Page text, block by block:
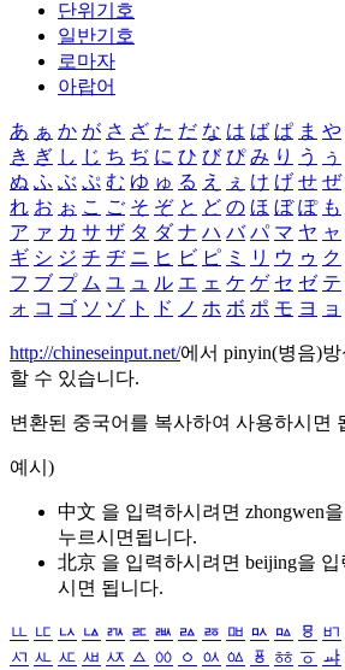
단위기호
일반기호
로마자
아랍어
あ ぁ か が さ ざ た だ な は ば ぱ ま や
き ぎ し じ ち ぢ に ひ び ぴ み り う ぅ
ぬ ふ ぶ ぷ む ゆ ゅ る え ぇ け げ せ ぜ
れ お ぉ こ ご そ ぞ と ど の ほ ぼ ぽ も
ア ァ カ サ ザ タ ダ ナ ハ バ パ マ ヤ ャ
ギ シ ジ チ ヂ ニ ヒ ビ ピ ミ リ ウ ゥ ク
フ ブ プ ム ユ ュ ル エ ェ ケ ゲ セ ゼ テ
ォ コ ゴ ソ ゾ ト ド ノ ホ ボ ポ モ ヨ ョ
http://chineseinput.net/에서 pinyin(병음)
할 수 있습니다.
변환된 중국어를 복사하여 사용하시면
예시)
中文 을 입력하시려면 zhongwen
누르시면됩니다.
北京 을 입력하시려면 beijing을 입
시면 됩니다.
ㅥ ㅦ ㅧ ㅨ ㅩ ㅪ ㅫ ㅬ ㅭ ㅮ ㅯ ㅰ ㅱ ㅲ
ㅺ ㅻ ㅼ ㅽ ㅾ ㅿ ㆀ ㆁ ㆂ ㆃ ㆄ ㆅ ㆆ ㆇ